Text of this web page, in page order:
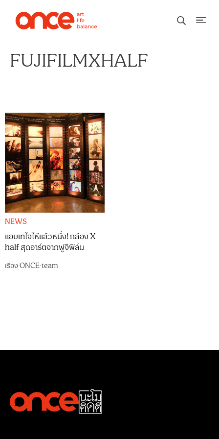
FUJIFILMXHALF
NEWS
แอบเทใจให้แล้วหนึ่ง! กล้อง X
half สุดอาร์ตจากฟูจิฟิล์ม
เรื่องONCE-team